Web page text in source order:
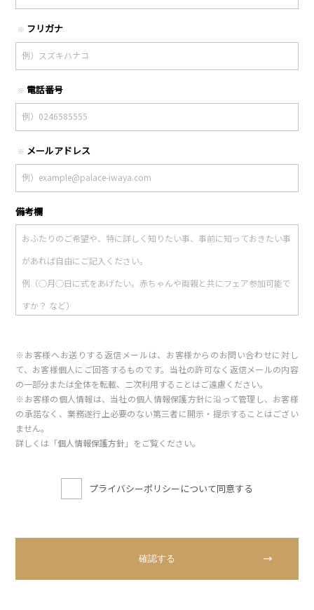
※ フリガナ
※ 電話番号
※ メールアドレス
備考欄
※お客様へお送りする返信メールは、お客様からのお問い合わせに対し
て、お客様個人にご回答するものです。当社の許可なく返信メールの内容
の一部分または全体を転載、二次利用することはご遠慮ください。
※お客様の個人情報は、当社の個人情報保護方針に沿って管理し、お客様
の承諾なく、業務遂行上必要のない第三者に開示・提示することはござい
ません。
詳しくは「個人情報保護方針」をご覧ください。
プライバシーポリシーについて同意する